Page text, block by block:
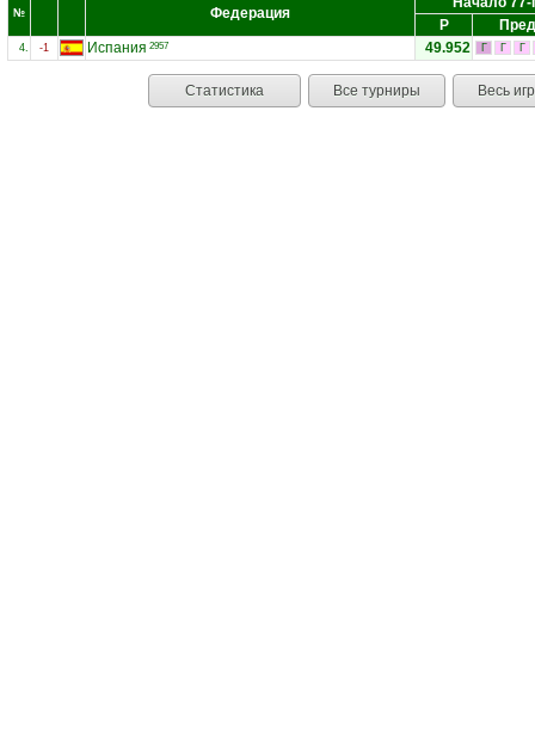
№ Федерация
Р
4. -1 Испания 2957 49.952 Г Г Г
Статистика Все турниры Весь